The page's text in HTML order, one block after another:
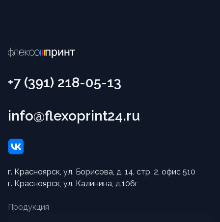
+7 (391) 218-05-13
info@flexoprint24.ru
г. Красноярск, ул. Борисова, д. 14, стр. 2, офис 510
г. Красноярск, ул. Калинина, д.106г
Продукция